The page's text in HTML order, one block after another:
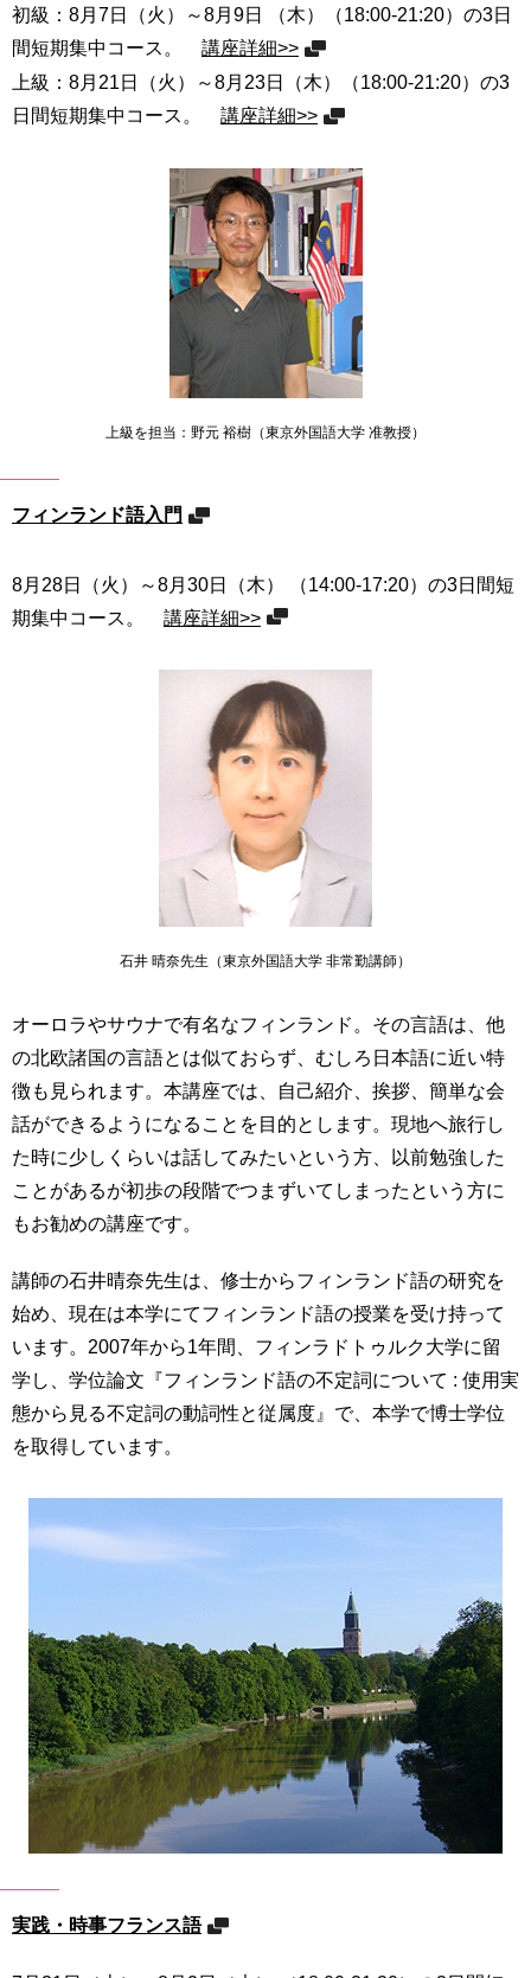
初級：8月7日（火）～8月9日 （木）（18:00-21:20）の3日
間短期集中コース。 講座詳細>>
上級：8月21日（火）～8月23日（木）（18:00-21:20）の3
日間短期集中コース。 講座詳細>>
上級を担当：野元 裕樹（東京外国語大学 准教授）
フィンランド語入門
8月28日（火）～8月30日（木） （14:00-17:20）の3日間短
期集中コース。 講座詳細>>
石井 晴奈先生（東京外国語大学 非常勤講師）
オーロラやサウナで有名なフィンランド。その言語は、他
の北欧諸国の言語とは似ておらず、むしろ日本語に近い特
徴も見られます。本講座では、自己紹介、挨拶、簡単な会
話ができるようになることを目的とします。現地へ旅行し
た時に少しくらいは話してみたいという方、以前勉強した
ことがあるが初歩の段階でつまずいてしまったという方に
もお勧めの講座です。
講師の石井晴奈先生は、修士からフィンランド語の研究を
始め、現在は本学にてフィンランド語の授業を受け持って
います。2007年から1年間、フィンラドトゥルク大学に留
学し、学位論文『フィンランド語の不定詞について : 使用実
態から見る不定詞の動詞性と従属度』で、本学で博士学位
を取得しています。
実践・時事フランス語